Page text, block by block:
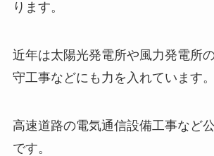
ります。
近年は太陽光発電所や風力発電所
守工事などにも力を入れています。
高速道路の電気通信設備工事など
です。